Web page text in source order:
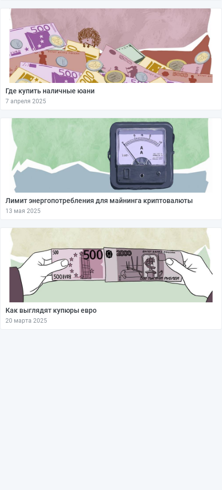
Где купить наличные юани
7 апреля 2025
Лимит энергопотребления для майнинга криптовалюты
13 мая 2025
Как выглядят купюры евро
20 марта 2025